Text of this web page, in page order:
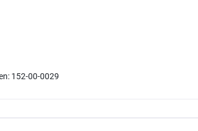
152-00-0029